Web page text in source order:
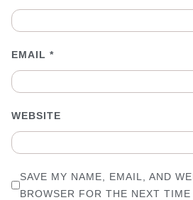
EMAIL *
WEBSITE
SAVE MY NAME, EMAIL, AND
BROWSER FOR THE NEXT TIME